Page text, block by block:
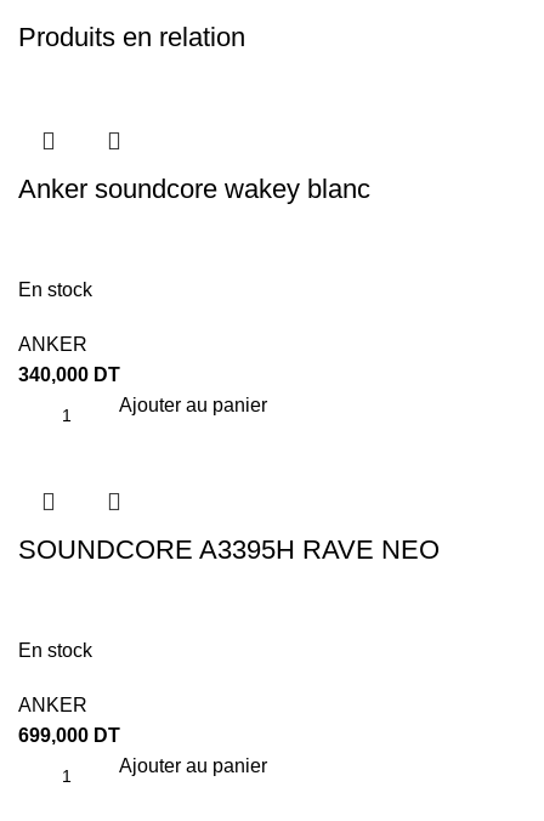
Produits en relation
Anker soundcore wakey blanc
En stock
ANKER
340,000 DT
Ajouter au panier
SOUNDCORE A3395H RAVE NEO
En stock
ANKER
699,000 DT
Ajouter au panier